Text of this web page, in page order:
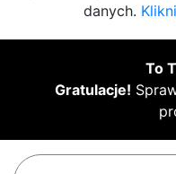
danych.
To
Gratulacje!